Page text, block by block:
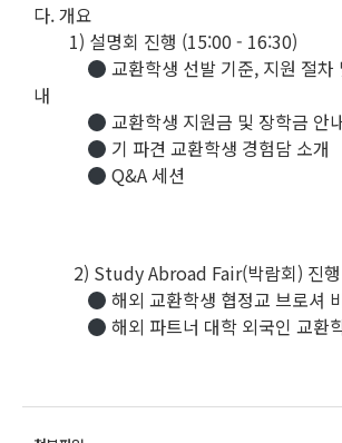
다. 개요
1) 설명회 진행 (15:00 - 16:30)
교환학생 선발 기준, 지원 절차
내
교환학생 지원금 및 장학금 안
기 파견 교환학생 경험담 소개
Q&A 세션
2) Study Abroad Fair(박람회) 진행
해외 교환학생 협정교 브로셔
해외 파트너 대학 외국인 교환